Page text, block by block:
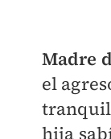
Madre
el
hija